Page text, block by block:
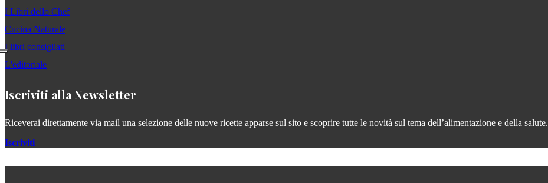
I Libri dello Chef
Cucina Naturale
I libri consigliati
L'editoriale
Iscriviti alla Newsletter
Riceverai direttamente via mail una selezione delle nuove ricette apparse sul sito e scoprire tutte le novità sul tema dell’alimentazione e della salute.
Iscriviti